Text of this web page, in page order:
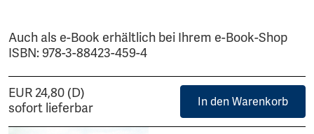
Auch als e-Book erhältlich bei Ihrem e-Book-Shop
ISBN: 978-3-88423-459-4
EUR 24,80 (D)
sofort lieferbar
In den Warenkorb